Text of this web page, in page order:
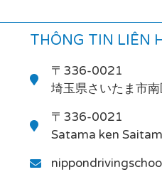
THÔNG TIN LIÊN
〒336-0021
埼玉県さいたま市
〒336-0021
Satama ken